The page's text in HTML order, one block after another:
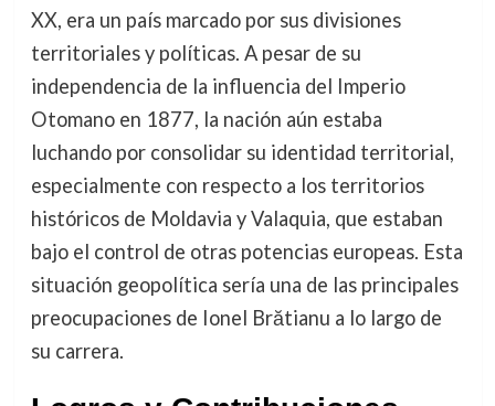
XX, era un país marcado por sus divisiones
territoriales y políticas. A pesar de su
independencia de la influencia del Imperio
Otomano en 1877, la nación aún estaba
luchando por consolidar su identidad territorial,
especialmente con respecto a los territorios
históricos de Moldavia y Valaquia, que estaban
bajo el control de otras potencias europeas. Esta
situación geopolítica sería una de las principales
preocupaciones de Ionel Brătianu a lo largo de
su carrera.